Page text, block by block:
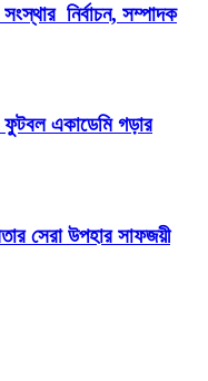
নির্বাচন, সম্পাদক
ফুটবল একাডেমি গড়ার
সেরা উপহার সাফজয়ী